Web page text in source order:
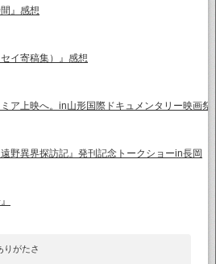
』感想
イ寄稿集）』感想
ア上映へ。in山形国際ドキュメンタリー映画祭
野異界探訪記』発刊記念トークショーin長岡
りがたさ